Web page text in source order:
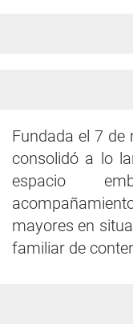
Fundada el 7 de
consolidó a lo
espacio
mayores en
familiar de